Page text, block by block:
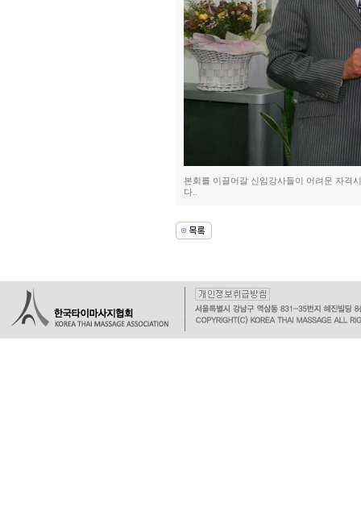
본회를 이끌어갈 신임강사들이 어려운 자격
다..